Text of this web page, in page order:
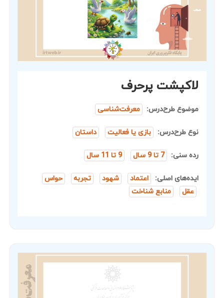
لاکپشت پرحرف
موضوع طرح‌درس: معرفت‌شناسی
نوع طرح‌درس: بازی یا فعالیت داستان
رده سنی: 7 تا 9 سال 9 تا 11 سال
ایده‌های اصلی: اعتماد شهود تجربه
حواس
عقل
منابع شناخت